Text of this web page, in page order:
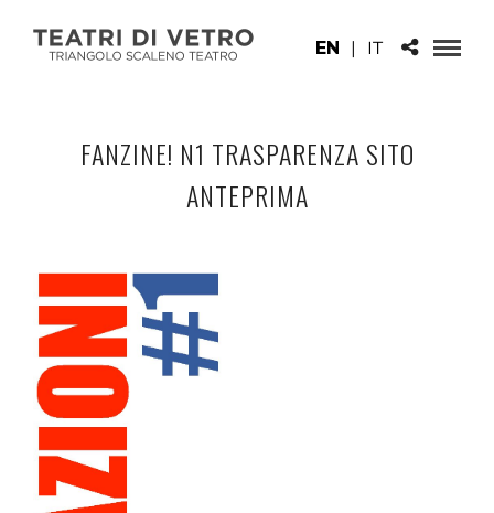
EN | IT
FANZINE! N1 TRASPARENZA SITO
ANTEPRIMA